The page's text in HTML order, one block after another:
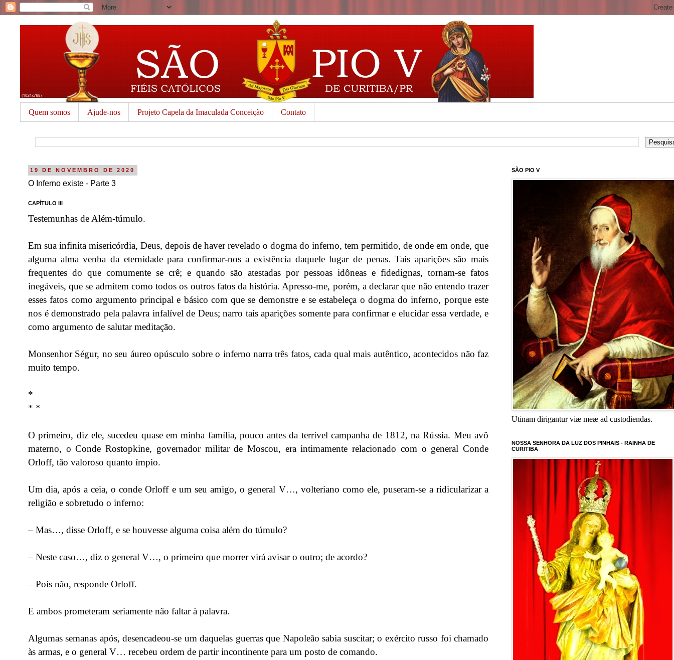
Quem somos Ajude-nos Projeto Capela da Imaculada Conceição Contato
19 DE NOVEMBRO DE 2020
O Inferno existe - Parte 3
CAPÍTULO III
Testemunhas de Além-túmulo.
Em sua infinita misericórdia, Deus, depois de haver revelado o dogma do inferno, tem permitido, de onde em onde, que
alguma alma venha da eternidade para confirmar-nos a existência daquele lugar de penas. Tais aparições são mais
frequentes do que comumente se crê; e quando são atestadas por pessoas idôneas e fidedignas, tornam-se fatos
inegáveis, que se admitem como todos os outros fatos da história. Apresso-me, porém, a declarar que não entendo trazer
esses fatos como argumento principal e básico com que se demonstre e se estabeleça o dogma do inferno, porque este
nos é demonstrado pela palavra infalível de Deus; narro tais aparições somente para confirmar e elucidar essa verdade, e
como argumento de salutar meditação.
Monsenhor Ségur, no seu áureo opúsculo sobre o inferno narra três fatos, cada qual mais autêntico, acontecidos não faz
muito tempo.
*
* *
O primeiro, diz ele, sucedeu quase em minha família, pouco antes da terrível campanha de 1812, na Rússia. Meu avô
materno, o Conde Rostopkine, governador militar de Moscou, era intimamente relacionado com o general Conde
Orloff, tão valoroso quanto ímpio.
Um dia, após a ceia, o conde Orloff e um seu amigo, o general V…, volteriano como ele, puseram-se a ridicularizar a
religião e sobretudo o inferno:
– Mas…, disse Orloff, e se houvesse alguma coisa além do túmulo?
– Neste caso…, diz o general V…, o primeiro que morrer virá avisar o outro; de acordo?
– Pois não, responde Orloff.
E ambos prometeram seriamente não faltar à palavra.
Algumas semanas após, desencadeou-se um daquelas guerras que Napoleão sabia suscitar; o exército russo foi chamado
às armas, e o general V… recebeu ordem de partir incontinente para um posto de comando.
SÃO PIO V
Utinam dirigantur viæ meæ ad custodiendas.
NOSSA SENHORA DA LUZ DOS PINHAIS - RAINHA DE
CURITIBA